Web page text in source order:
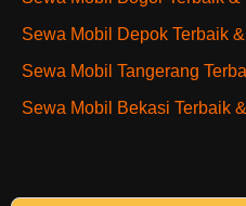
Sewa Mobil Depok Terbaik
Sewa Mobil Tangerang
Sewa Mobil Bekasi Terbaik